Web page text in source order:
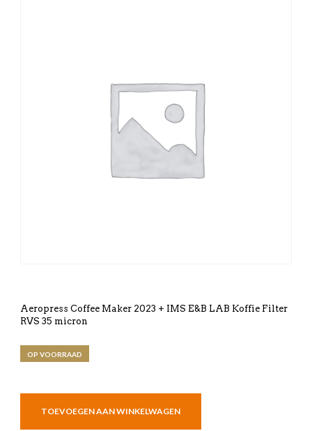
Aeropress Coffee Maker 2023 + IMS E&B LAB Koffie Filter
RVS 35 micron
OP VOORRAAD
TOEVOEGEN AAN WINKELWAGEN